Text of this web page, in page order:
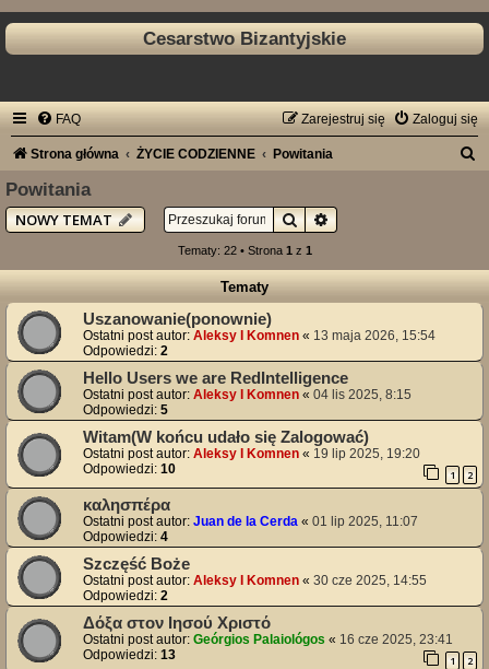
Cesarstwo Bizantyjskie
FAQ Zaloguj się
Zarejestruj się
Strona główna ŻYCIE CODZIENNE Powitania
a
Powitania
NOWY TEMAT
SzukajWyszukiwanie
Tematy: 22 • Strona 1 z 1
Tematy
Uszanowanie(ponownie)
Ostatni post autor: Aleksy I Komnen « 13 maja 2026, 15:54
Odpowiedzi: 2
Hello Users we are RedIntelligence
Ostatni post autor: Aleksy I Komnen « 04 lis 2025, 8:15
Odpowiedzi: 5
Witam(W końcu udało się Zalogować)
Ostatni post autor: Aleksy I Komnen « 19 lip 2025, 19:20
Odpowiedzi: 10 1 2
καλησπέρα
Ostatni post autor: Juan de la Cerda « 01 lip 2025, 11:07
Odpowiedzi: 4
Szczęść Boże
Ostatni post autor: Aleksy I Komnen « 30 cze 2025, 14:55
Odpowiedzi: 2
Δόξα στον Ιησού Χριστό
Ostatni post autor: Geórgios Palaiológos « 16 cze 2025, 23:41
Odpowiedzi: 13 1 2